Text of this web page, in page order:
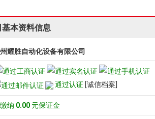
基本资料信息
耀胜自动化设备有限公司
通过认证 [诚信档案]
纳 0.00 元保证金